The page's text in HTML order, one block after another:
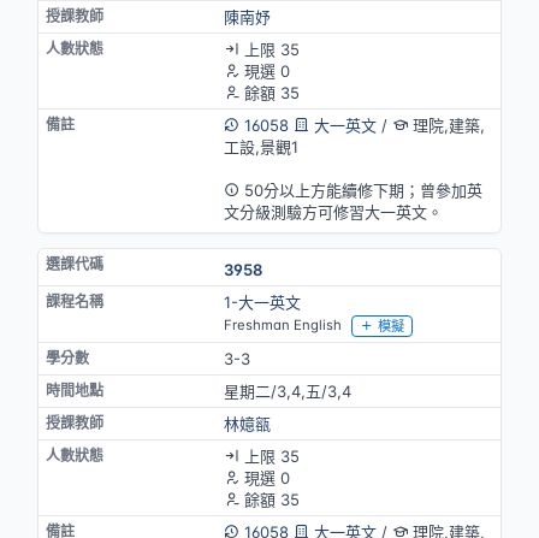
陳南妤
上限 35
現選 0
餘額 35
16058
大一英文/
理院,建築,
工設,景觀1
50分以上方能續修下期；曾參加英
文分級測驗方可修習大一英文。
3958
1-大一英文
Freshman English 模擬
3-3
星期二/3,4,五/3,4
林嬑㼸
上限 35
現選 0
餘額 35
16058
大一英文/
理院,建築,